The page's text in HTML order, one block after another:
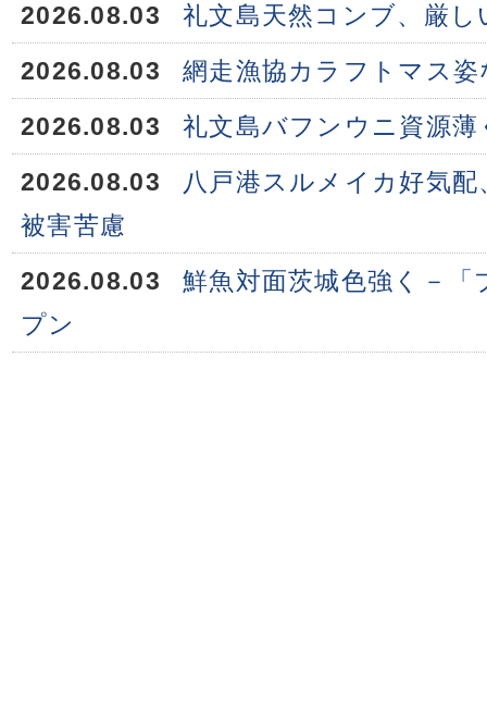
2026.08.03
礼文島天然コンブ、厳し
2026.08.03
網走漁協カラフトマス
2026.08.03
礼文島バフンウニ資源薄
2026.08.03
八戸港スルメイカ好気
被害苦慮
2026.08.03
鮮魚対面茨城色強く－
プン